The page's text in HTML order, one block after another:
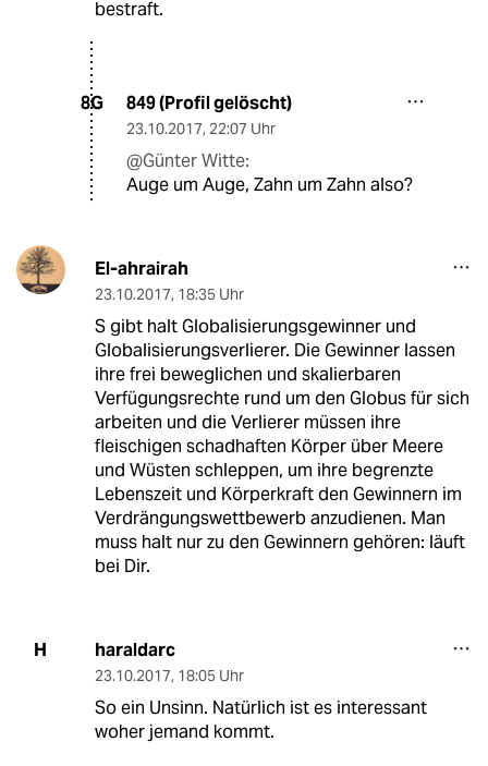
bestraft.
8G 849 (Profil gelöscht)
23.10.2017, 22:07 Uhr
@Günter Witte:
Auge um Auge, Zahn um Zahn also?
El-ahrairah
23.10.2017, 18:35 Uhr
S gibt halt Globalisierungsgewinner und
Globalisierungsverlierer. Die Gewinner lassen
ihre frei beweglichen und skalierbaren
Verfügungsrechte rund um den Globus für sich
arbeiten und die Verlierer müssen ihre
fleischigen schadhaften Körper über Meere
und Wüsten schleppen, um ihre begrenzte
Lebenszeit und Körperkraft den Gewinnern im
Verdrängungswettbewerb anzudienen. Man
muss halt nur zu den Gewinnern gehören: läuft
bei Dir.
H haraldarc
23.10.2017, 18:05 Uhr
So ein Unsinn. Natürlich ist es interessant
woher jemand kommt.